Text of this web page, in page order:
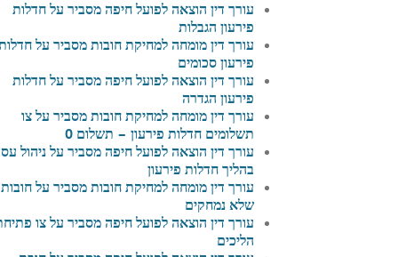
עורך דין הוצאה לפועל חיפה מסביר על חדלות
פירעון הגבלות
עורך דין מומחה למחיקת חובות מסביר על
פירעון סכומים
עורך דין הוצאה לפועל חיפה מסביר על חדלות
פירעון הגדרה
עורך דין מומחה למחיקת חובות מסביר על צו
תשלומים חדלות פירעון – תשלום 0
עורך דין הוצאה לפועל חיפה מסביר על ניהול
בהליך חדלות פירעון
עורך דין מומחה למחיקת חובות מסביר על חובות
שלא נמחקים
עורך דין הוצאה לפועל חיפה מסביר על צו
הליכים